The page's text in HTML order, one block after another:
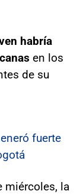
habría
en los
de su
fuerte
miércoles, la